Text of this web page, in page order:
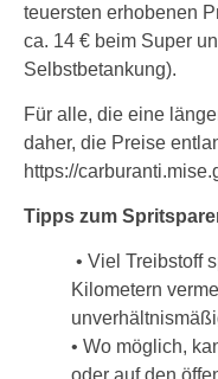
teuersten erhobenen
ca. 14 € beim Super
Selbstbetankung).
Für alle, die eine
daher, die Preise
https://
Tipps zum
• Viel Treibstoff
Kilometern
• Wo möglich,
oder auf den